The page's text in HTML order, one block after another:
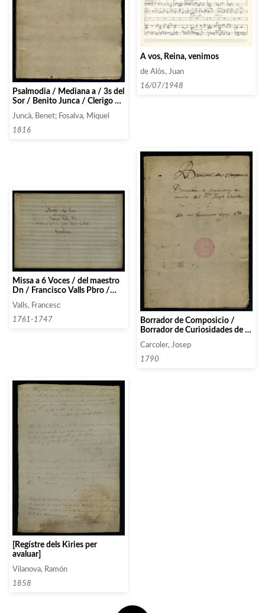
Psalmodia / Mediana a / 3s del
Sor / Benito Junca / Clerigo &
Partido de / Mano Dre- / cha
6to Tono / del Sor Benito /
Juncà, Benet; Fosalva, Miquel
1816
A vos, Reina, venimos
de Alòs, Juan
16/07/1948
Missa a 6 Voces / del maestro
Dn / Francisco Valls Pbro /
Maestro que fue de la Sancta
yglesia Catedral / de /
Barcelona
Valls, Francesc
1761-1747
Borrador de Composicio /
Borrador de Curiosidades de /
Carcoler / De mi Geronimo
Casas , Sido
Carcoler, Josep
1790
[Regístre dels Kiries per
avaluar]
Vilanova, Ramón
1858